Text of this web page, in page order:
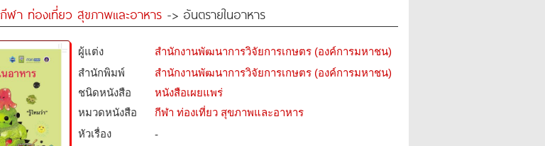
กีฬา ท่องเที่ยว สุขภาพและอาหาร -> อันตรายในอาหาร
ผู้แต่ง
สำนักงานพัฒนาการวิจัยการเกษตร (องค์การมหาชน)
สำนักพิมพ์
สำนักงานพัฒนาการวิจัยการเกษตร (องค์การมหาชน)
ชนิดหนังสือ­
หนังสือเผยแพร่
หมวดหนังสือ­
กีฬา ท่องเที่ยว สุขภาพและอาหาร
หัวเรื่อง
-